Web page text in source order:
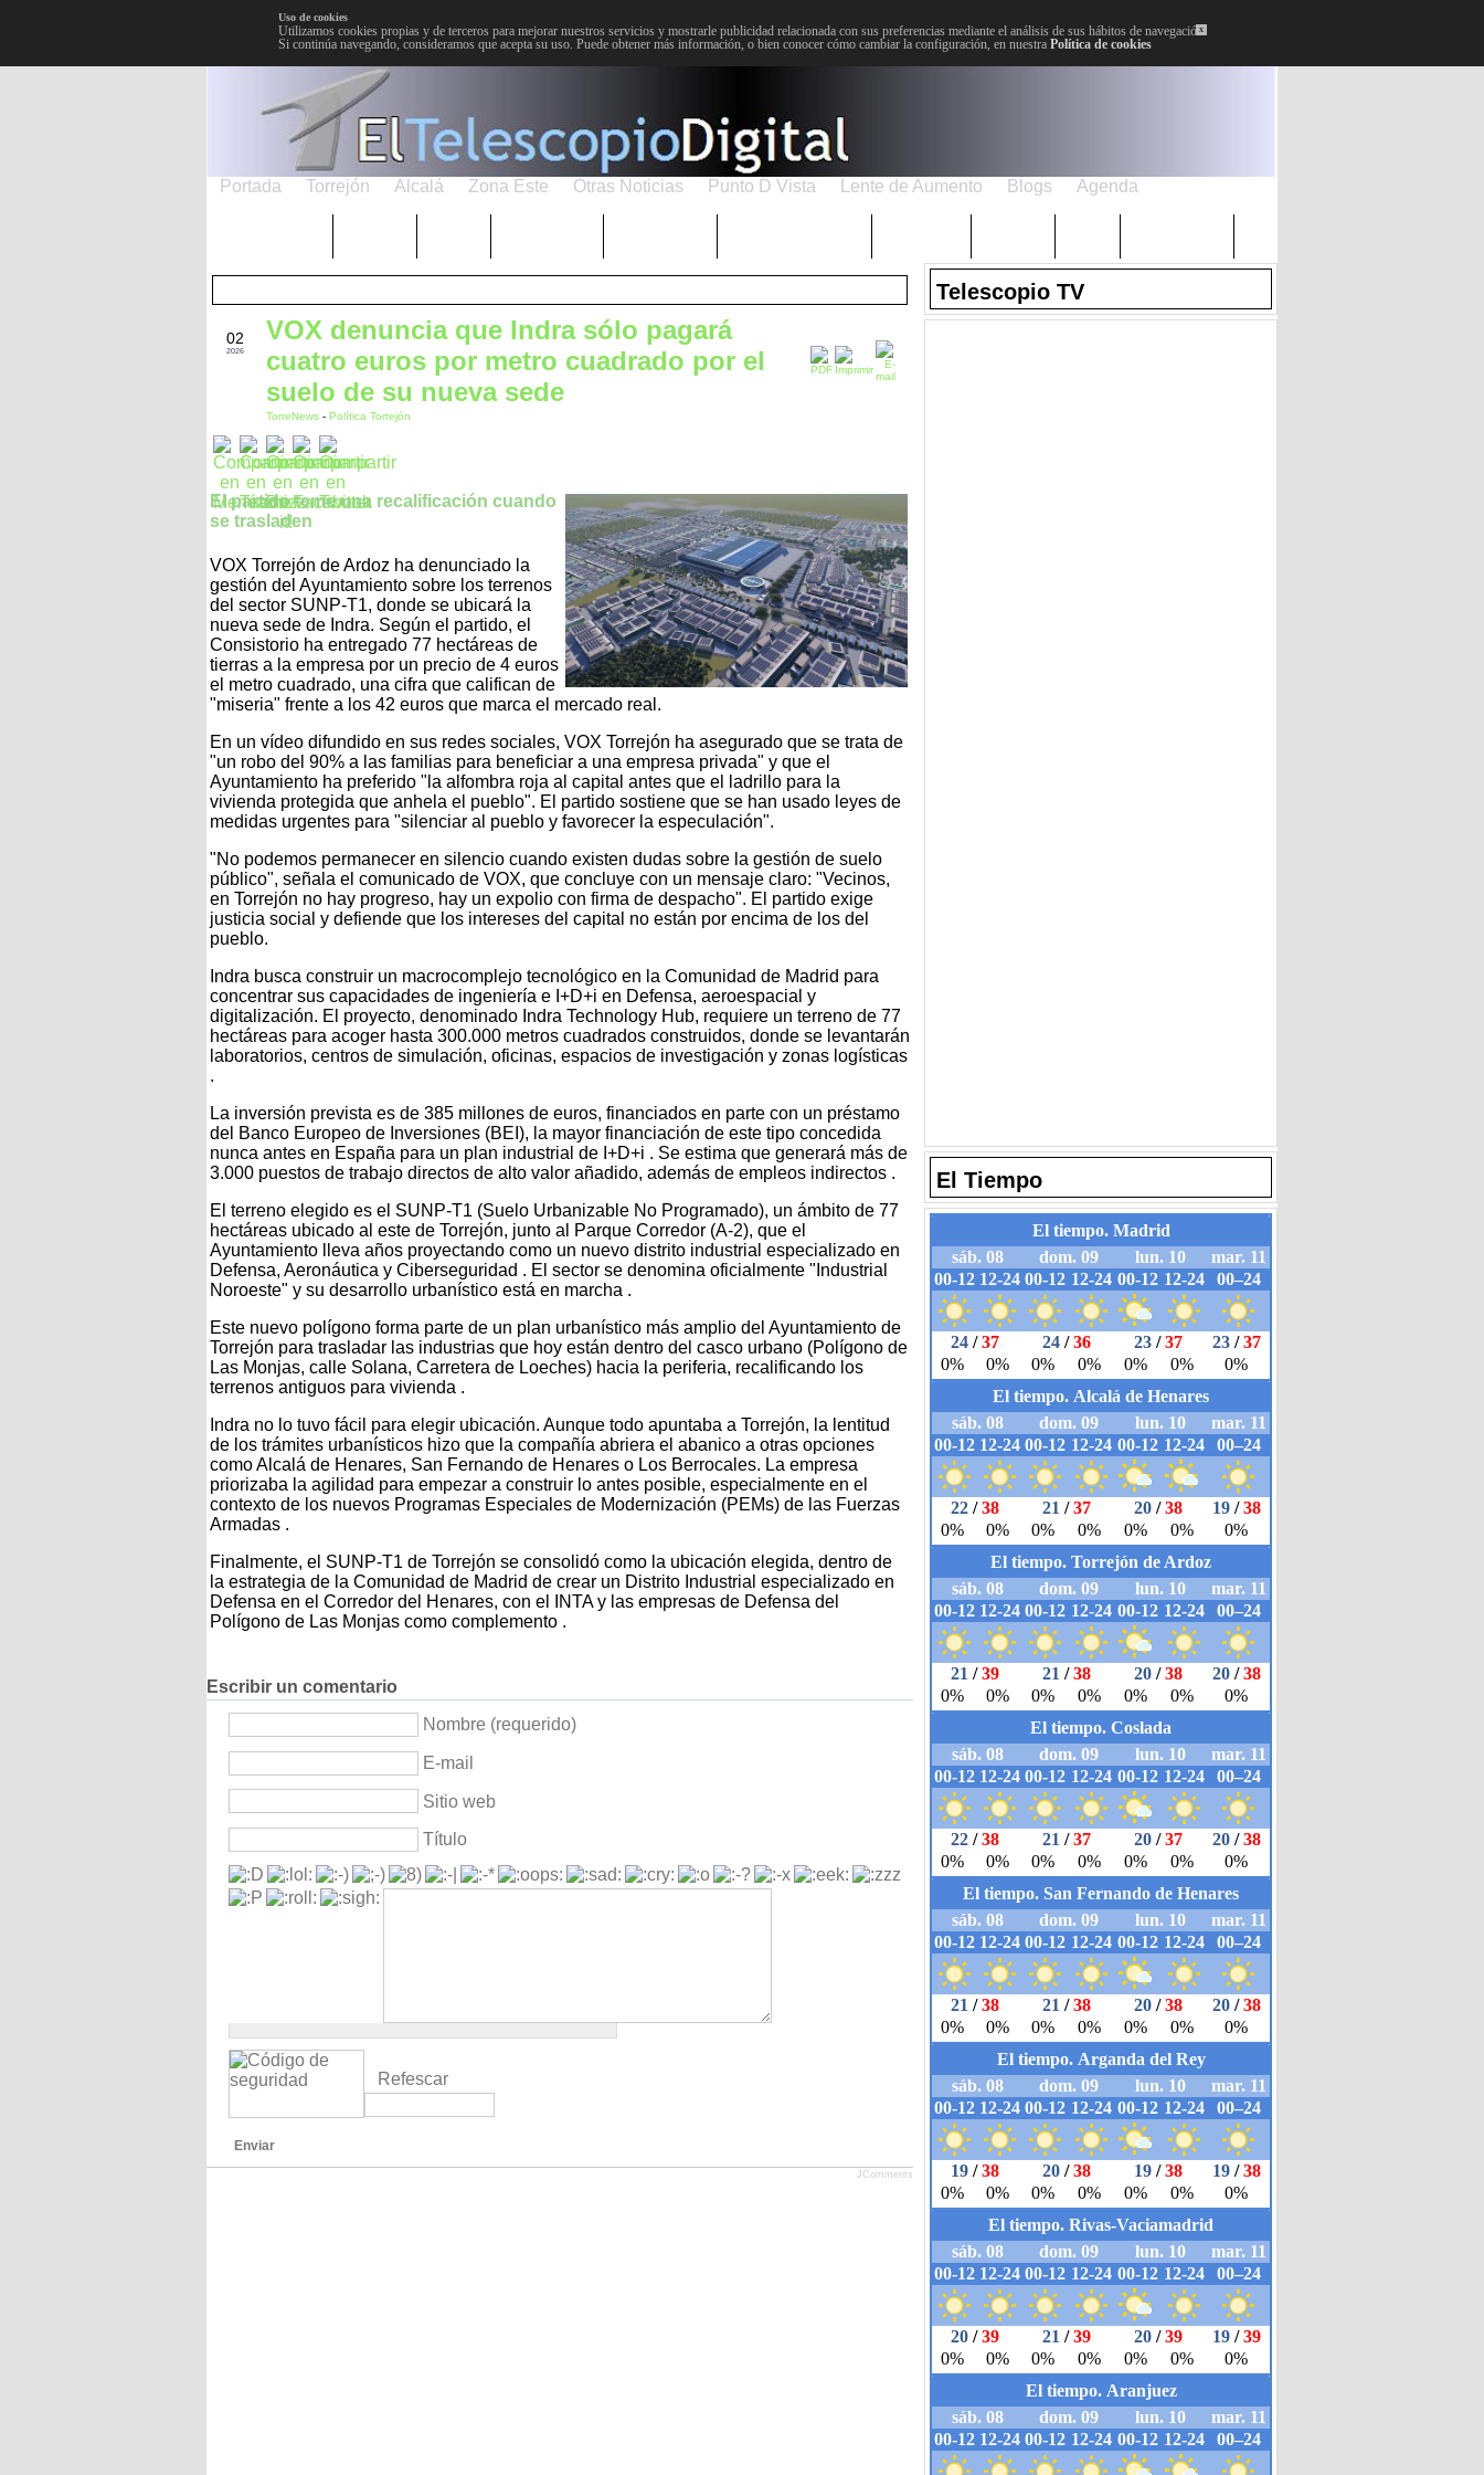
x
Uso de cookies
Utilizamos cookies propias y de terceros para mejorar nuestros servicios y mostrarle publicidad relacionada con sus preferencias mediante el análisis de sus hábitos de navegación.
Si continúa navegando, consideramos que acepta su uso. Puede obtener más información, o bien conocer cómo cambiar la configuración, en nuestra Política de cookies
Portada Torrejón Alcalá Zona Este Otras Noticias Punto D Vista Lente de Aumento Blogs Agenda
02
2026
VOX denuncia que Indra sólo pagará
cuatro euros por metro cuadrado por el
suelo de su nueva sede
TorreNews - Política Torrejón
El partido teme una recalificación cuando
se trasladen
VOX Torrejón de Ardoz ha denunciado la
gestión del Ayuntamiento sobre los terrenos
del sector SUNP-T1, donde se ubicará la
nueva sede de Indra. Según el partido, el
Consistorio ha entregado 77 hectáreas de
tierras a la empresa por un precio de 4 euros
el metro cuadrado, una cifra que califican de
"miseria" frente a los 42 euros que marca el mercado real.
En un vídeo difundido en sus redes sociales, VOX Torrejón ha asegurado que se trata de
"un robo del 90% a las familias para beneficiar a una empresa privada" y que el
Ayuntamiento ha preferido "la alfombra roja al capital antes que el ladrillo para la
vivienda protegida que anhela el pueblo". El partido sostiene que se han usado leyes de
medidas urgentes para "silenciar al pueblo y favorecer la especulación".
"No podemos permanecer en silencio cuando existen dudas sobre la gestión de suelo
público", señala el comunicado de VOX, que concluye con un mensaje claro: "Vecinos,
en Torrejón no hay progreso, hay un expolio con firma de despacho". El partido exige
justicia social y defiende que los intereses del capital no están por encima de los del
pueblo.
Indra busca construir un macrocomplejo tecnológico en la Comunidad de Madrid para
concentrar sus capacidades de ingeniería e I+D+i en Defensa, aeroespacial y
digitalización. El proyecto, denominado Indra Technology Hub, requiere un terreno de 77
hectáreas para acoger hasta 300.000 metros cuadrados construidos, donde se levantarán
laboratorios, centros de simulación, oficinas, espacios de investigación y zonas logísticas
.
La inversión prevista es de 385 millones de euros, financiados en parte con un préstamo
del Banco Europeo de Inversiones (BEI), la mayor financiación de este tipo concedida
nunca antes en España para un plan industrial de I+D+i . Se estima que generará más de
3.000 puestos de trabajo directos de alto valor añadido, además de empleos indirectos .
El terreno elegido es el SUNP-T1 (Suelo Urbanizable No Programado), un ámbito de 77
hectáreas ubicado al este de Torrejón, junto al Parque Corredor (A-2), que el
Ayuntamiento lleva años proyectando como un nuevo distrito industrial especializado en
Defensa, Aeronáutica y Ciberseguridad . El sector se denomina oficialmente "Industrial
Noroeste" y su desarrollo urbanístico está en marcha .
Este nuevo polígono forma parte de un plan urbanístico más amplio del Ayuntamiento de
Torrejón para trasladar las industrias que hoy están dentro del casco urbano (Polígono de
Las Monjas, calle Solana, Carretera de Loeches) hacia la periferia, recalificando los
terrenos antiguos para vivienda .
Indra no lo tuvo fácil para elegir ubicación. Aunque todo apuntaba a Torrejón, la lentitud
de los trámites urbanísticos hizo que la compañía abriera el abanico a otras opciones
como Alcalá de Henares, San Fernando de Henares o Los Berrocales. La empresa
priorizaba la agilidad para empezar a construir lo antes posible, especialmente en el
contexto de los nuevos Programas Especiales de Modernización (PEMs) de las Fuerzas
Armadas .
Finalmente, el SUNP-T1 de Torrejón se consolidó como la ubicación elegida, dentro de
la estrategia de la Comunidad de Madrid de crear un Distrito Industrial especializado en
Defensa en el Corredor del Henares, con el INTA y las empresas de Defensa del
Polígono de Las Monjas como complemento .
Escribir un comentario
Nombre (requerido)
E-mail
Sitio web
Título
Refescar
Enviar
JComments
Telescopio TV
El Tiempo